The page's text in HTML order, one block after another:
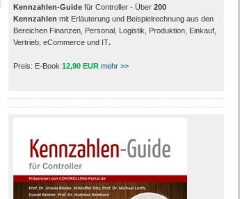
Kennzahlen-Guidefür Controller - Über 200
Kennzahlen mit Erläuterung und Beispielrechnung aus den
Bereichen Finanzen, Personal, Logistik, Produktion, Einkauf,
Vertrieb, eCommerce und IT.
Preis: E-Book 12,90 EUR mehr >>